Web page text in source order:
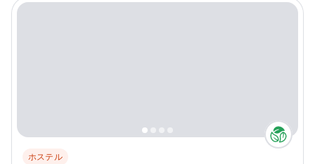
ホステル